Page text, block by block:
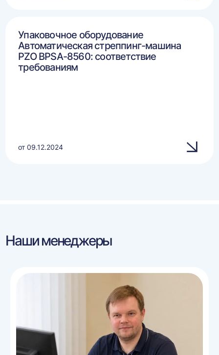
Упаковочное оборудование
Автоматическая стреппинг-машина
PZO BPSA-8560: соответствие
требованиям
от 09.12.2024
Наши менеджеры